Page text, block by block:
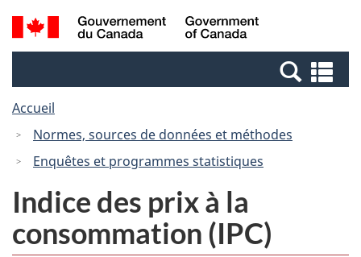
Passer
au
Passer
à
Canada
Recherche
et
et
Accueil
Normes, sources de données et méthodes
Enquêtes et programmes statistiques
Indice des prix à la
consommation (IPC)